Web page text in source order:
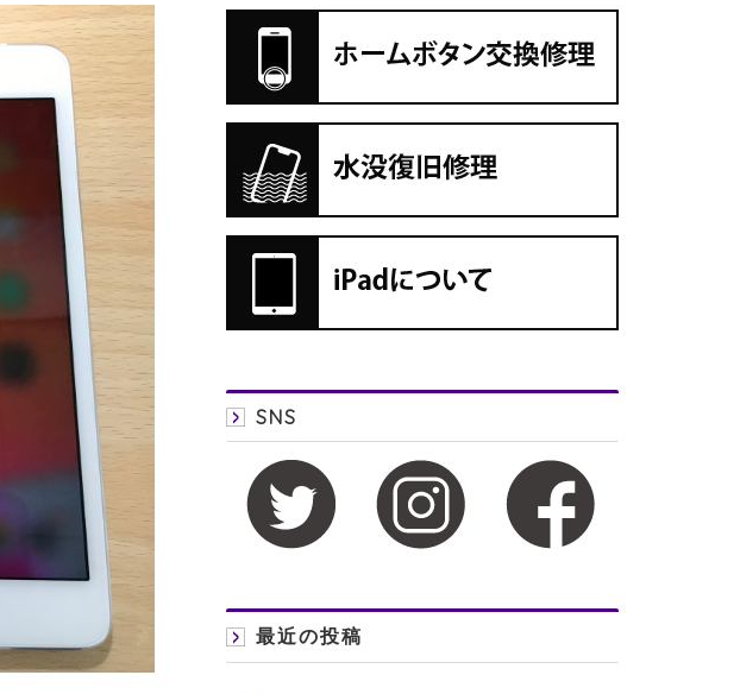
SNS
最近の投稿